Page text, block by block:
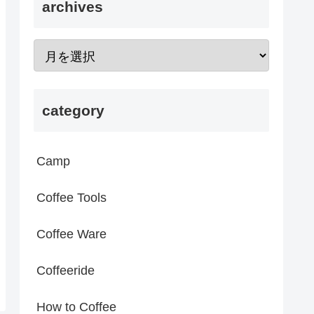
archives
category
Camp
Coffee Tools
Coffee Ware
Coffeeride
How to Coffee